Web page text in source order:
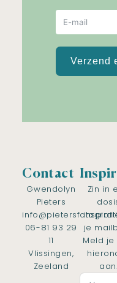
Verzend
Contact
Gwendolyn
Pieters
06-81 93 29
11
Vlissingen,
Zeeland
Zin in
je
Meld je
aan.